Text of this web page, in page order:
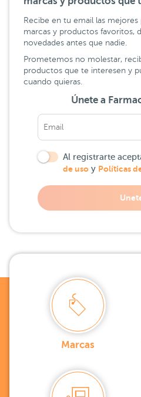
Recibe en tu email las
marcas y productos favoritos,
novedades antes que nadie.
Prometemos no molestar,
productos que te interesen y
cuando quieras.
Únete a
Al registrarte
de uso y Políticas
Marcas